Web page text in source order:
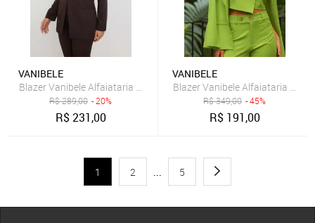
VANIBELE
Blazer Vanibele Alfaiataria Marrom
R$289,00 - 20%
R$231,00
VANIBELE
Blazer Vanibele Alfaiataria
R$349,00 - 45%
R$ 191,00
1 2 ... 5